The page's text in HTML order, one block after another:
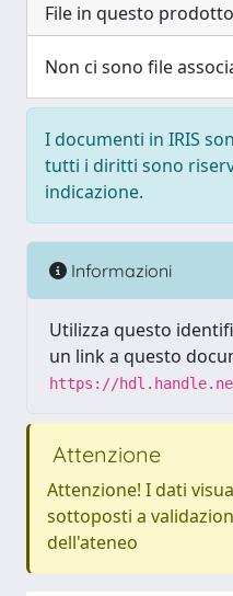
File in questo
Non ci sono file
I documenti in IRIS
tutti i diritti sono
indicazione.
Informazioni
Utilizza questo
un link a questo
https://
Attenzione
Attenzione! I dati
sottoposti a
dell'ateneo